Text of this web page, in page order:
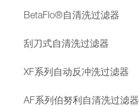
BetaFlo®自清洗过滤器
刮刀式自清洗过滤器
XF系列自动反冲洗过滤器
AF系列伯努利自清洗过滤器